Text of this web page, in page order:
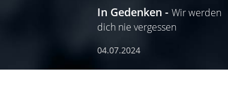
In Gedenken
Wir werden
dich nie vergessen
04.07.2024